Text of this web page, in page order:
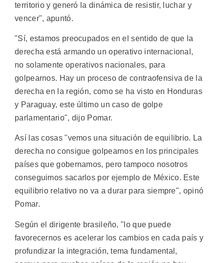
territorio y generó la dinámica de resistir, luchar y
vencer", apuntó.
"Sí, estamos preocupados en el sentido de que la
derecha está armando un operativo internacional,
no solamente operativos nacionales, para
golpearnos. Hay un proceso de contraofensiva de la
derecha en la región, como se ha visto en Honduras
y Paraguay, este último un caso de golpe
parlamentario", dijo Pomar.
Así las cosas "vemos una situación de equilibrio. La
derecha no consigue golpearnos en los principales
países que gobernamos, pero tampoco nosotros
conseguimos sacarlos por ejemplo de México. Este
equilibrio relativo no va a durar para siempre", opinó
Pomar.
Según el dirigente brasileño, "lo que puede
favorecernos es acelerar los cambios en cada país y
profundizar la integración, tema fundamental,